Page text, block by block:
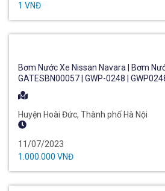
1 VNĐ
Bơm Nước Xe Nissan Navara | Bơm
GATESBN00057 | GWP-0248 |
Huyện Hoài Đức, Thành phố Hà Nội
11/07/2023
1.000.000 VNĐ